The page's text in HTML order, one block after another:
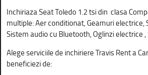
Inchiriaza Seat Toledo 1.2 tsi din clasa
multiple: Aer conditionat, Geamuri electrice,
Sistem audio cu Bluetooth, Oglinzi electrice
Alege serviciile de inchiriere Travis Rent a
beneficiezi de: